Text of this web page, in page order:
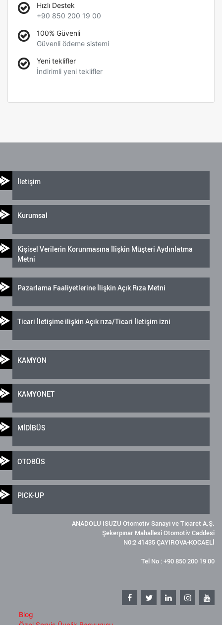
Hızlı Destek
+90 850 200 19 00
100% Güvenli
Güvenli ödeme sistemi
Yeni teklifler
İndirimli yeni teklifler
İletişim
Kurumsal
Kişisel Verilerin Korunmasına İlişkin Müşteri Aydınlatma
Metni
Pazarlama Faaliyetlerine İlişkin Açık Rıza Metni
Ticari İletişime ilişkin Açık rıza/Ticari İletişim izni
KAMYON
KAMYONET
MİDİBÜS
OTOBÜS
PICK-UP
ANADOLU ISUZU Otomotiv Sanayi ve Ticaret A.Ş.
Şekerpınar Mahallesi Otomotiv Caddesi
N0:2 41435 ÇAYIROVA-KOCAELİ
Tel No : +90 850 200 19 00
Blog